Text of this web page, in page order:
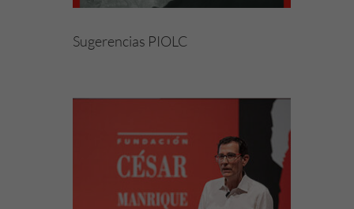
Sugerencias PIOLC